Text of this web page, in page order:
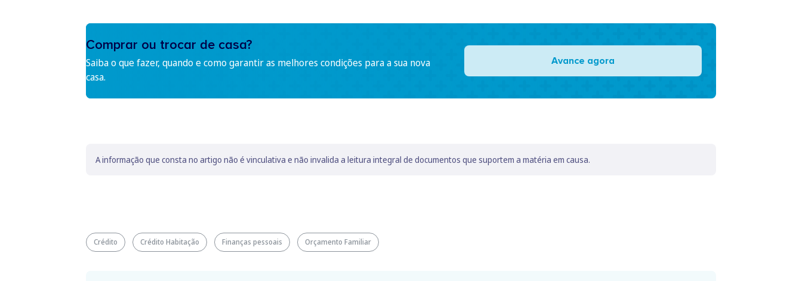
Comprar ou trocar de casa?
Saiba o que fazer, quando e como garantir as melhores condições para a sua nova
casa.
Avance agora
A informação que consta no artigo não é vinculativa e não invalida a leitura integral de documentos que suportem a matéria em causa.
Crédito Crédito Habitação Finanças pessoais Orçamento Familiar